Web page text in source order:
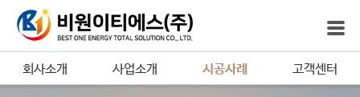
회사소개 사업소개 시공사례 고객센터